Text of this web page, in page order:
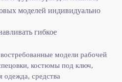
моделей индивидуально
гибкое
модели рабочей
костюмы под ключ,
одежда, средства